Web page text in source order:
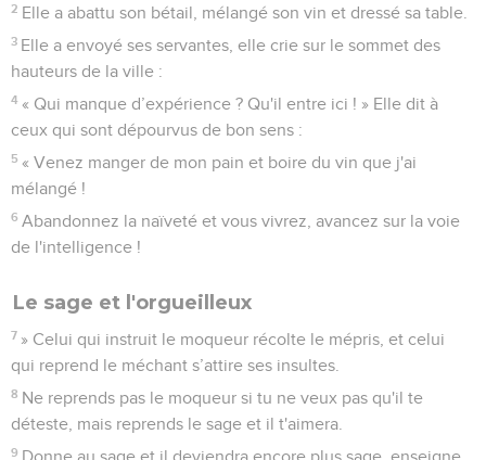
2 Elle a abattu son bétail, mélangé son vin et dressé sa table.
3 Elle a envoyé ses servantes, elle crie sur le sommet des
hauteurs de la ville :
4 « Qui manque d’expérience ? Qu'il entre ici ! » Elle dit à
ceux qui sont dépourvus de bon sens :
5 « Venez manger de mon pain et boire du vin que j'ai
mélangé !
6 Abandonnez la naïveté et vous vivrez, avancez sur la voie
de l'intelligence !
Le sage et l'orgueilleux
7 » Celui qui instruit le moqueur récolte le mépris, et celui
qui reprend le méchant s’attire ses insultes.
8 Ne reprends pas le moqueur si tu ne veux pas qu'il te
déteste, mais reprends le sage et il t'aimera.
9 Donne au sage et il deviendra encore plus sage, enseigne